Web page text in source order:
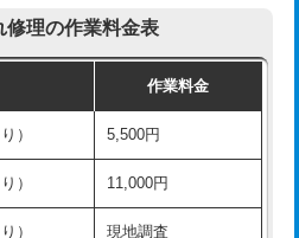
） 38,500円
38,500円
22,000円
ップ
22,000円+材料費
修理の作業料金表
作業料金
） 5,500円
） 11,000円
） 現地調査